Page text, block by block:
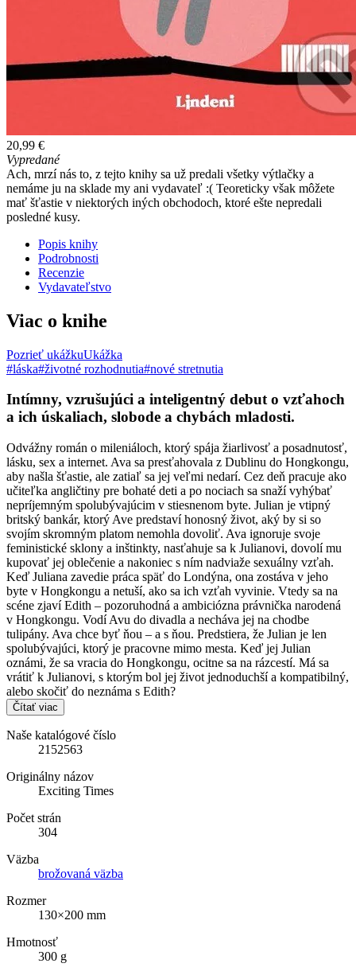
20,99 €
Vypredané
Ach, mrzí nás to, z tejto knihy sa už predali všetky výtlačky a
nemáme ju na sklade my ani vydavateľ :( Teoreticky však môžete
mať šťastie v niektorých iných obchodoch, ktoré ešte nepredali
posledné kusy.
Popis knihy
Podrobnosti
Recenzie
Vydavateľstvo
Viac o knihe
Pozrieť ukážkuUkážka
#láska#životné rozhodnutia#nové stretnutia
Intímny, vzrušujúci a inteligentný debut o vzťahoch
a ich úskaliach, slobode a chybách mladosti.
Odvážny román o mileniáloch, ktorý spája žiarlivosť a posadnutosť,
lásku, sex a internet. Ava sa presťahovala z Dublinu do Hongkongu,
aby našla šťastie, ale zatiaľ sa jej veľmi nedarí. Cez deň pracuje ako
učiteľka angličtiny pre bohaté deti a po nociach sa snaží vyhýbať
nepríjemným spolubývajúcim v stiesnenom byte. Julian je vtipný
britský bankár, ktorý Ave predstaví honosný život, aký by si so
svojím skromným platom nemohla dovoliť. Ava ignoruje svoje
feministické sklony a inštinkty, nasťahuje sa k Julianovi, dovolí mu
kupovať jej oblečenie a nakoniec s ním nadviaže sexuálny vzťah.
Keď Juliana zavedie práca späť do Londýna, ona zostáva v jeho
byte v Hongkongu a netuší, ako sa ich vzťah vyvinie. Vtedy sa na
scéne zjaví Edith – pozoruhodná a ambiciózna právnička narodená
v Hongkongu. Vodí Avu do divadla a necháva jej na chodbe
tulipány. Ava chce byť ňou – a s ňou. Predstiera, že Julian je len
spolubývajúci, ktorý je pracovne mimo mesta. Keď jej Julian
oznámi, že sa vracia do Hongkongu, ocitne sa na rázcestí. Má sa
vrátiť k Julianovi, s ktorým bol jej život jednoduchší a kompatibilný,
alebo skočiť do neznáma s Edith?
Čítať viac
Naše katalógové číslo
2152563
Originálny názov
Exciting Times
Počet strán
304
Väzba
brožovaná väzba
Rozmer
130×200 mm
Hmotnosť
300 g